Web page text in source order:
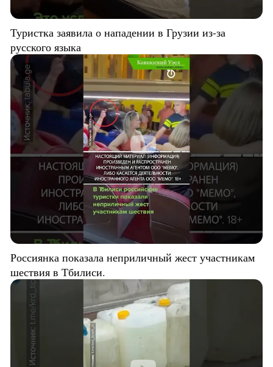
Туристка заявила о нападении в Грузии из-за
русского языка
Россиянка показала неприличный жест участникам
шествия в Тбилиси.